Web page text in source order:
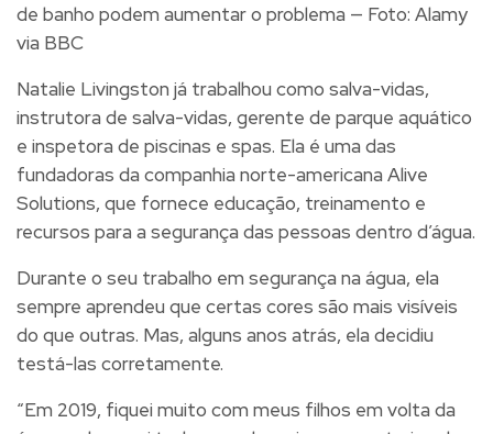
de banho podem aumentar o problema — Foto: Alamy
via BBC
Natalie Livingston já trabalhou como salva-vidas,
instrutora de salva-vidas, gerente de parque aquático
e inspetora de piscinas e spas. Ela é uma das
fundadoras da companhia norte-americana Alive
Solutions, que fornece educação, treinamento e
recursos para a segurança das pessoas dentro d’água.
Durante o seu trabalho em segurança na água, ela
sempre aprendeu que certas cores são mais visíveis
do que outras. Mas, alguns anos atrás, ela decidiu
testá-las corretamente.
“Em 2019, fiquei muito com meus filhos em volta da